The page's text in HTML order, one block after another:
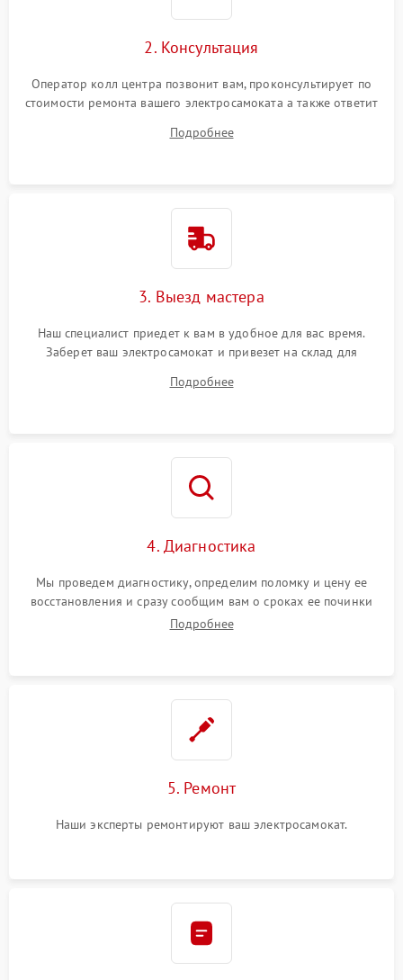
2. Консультация
Оператор колл центра позвонит вам, проконсультирует по
стоимости ремонта вашего электросамоката а также ответит
Подробнее
3. Выезд мастера
Наш специалист приедет к вам в удобное для вас время.
Заберет ваш электросамокат и привезет на склад для
Подробнее
4. Диагностика
Мы проведем диагностику, определим поломку и цену ее
восстановления и сразу сообщим вам о сроках ее починки
Подробнее
5. Ремонт
Наши эксперты ремонтируют ваш электросамокат.